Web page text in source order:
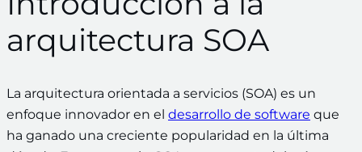
arquitectura SOA
La arquitectura orientada a servicios (SOA) es un
enfoque innovador en el desarrollo de software que
ha ganado una creciente popularidad en la última